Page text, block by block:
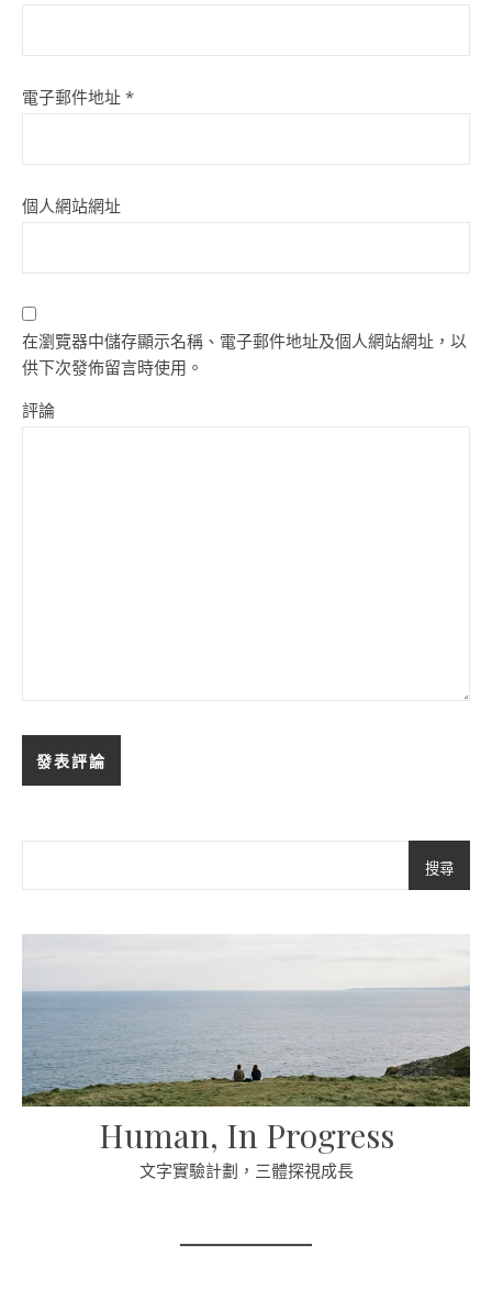
電子郵件地址 *
個人網站網址
在瀏覽器中儲存顯示名稱、電子郵件地址及個人網站網址，以
供下次發佈留言時使用。
評論
搜尋
Human, In Progress
文字實驗計劃，三體探視成長